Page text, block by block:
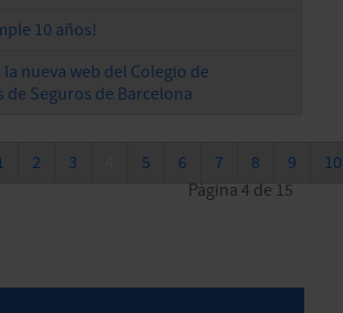
10 años!
la nueva web del Colegio de
de Seguros de Barcelona
Página 4 de 15
2 3 5 6 7 8 9 10